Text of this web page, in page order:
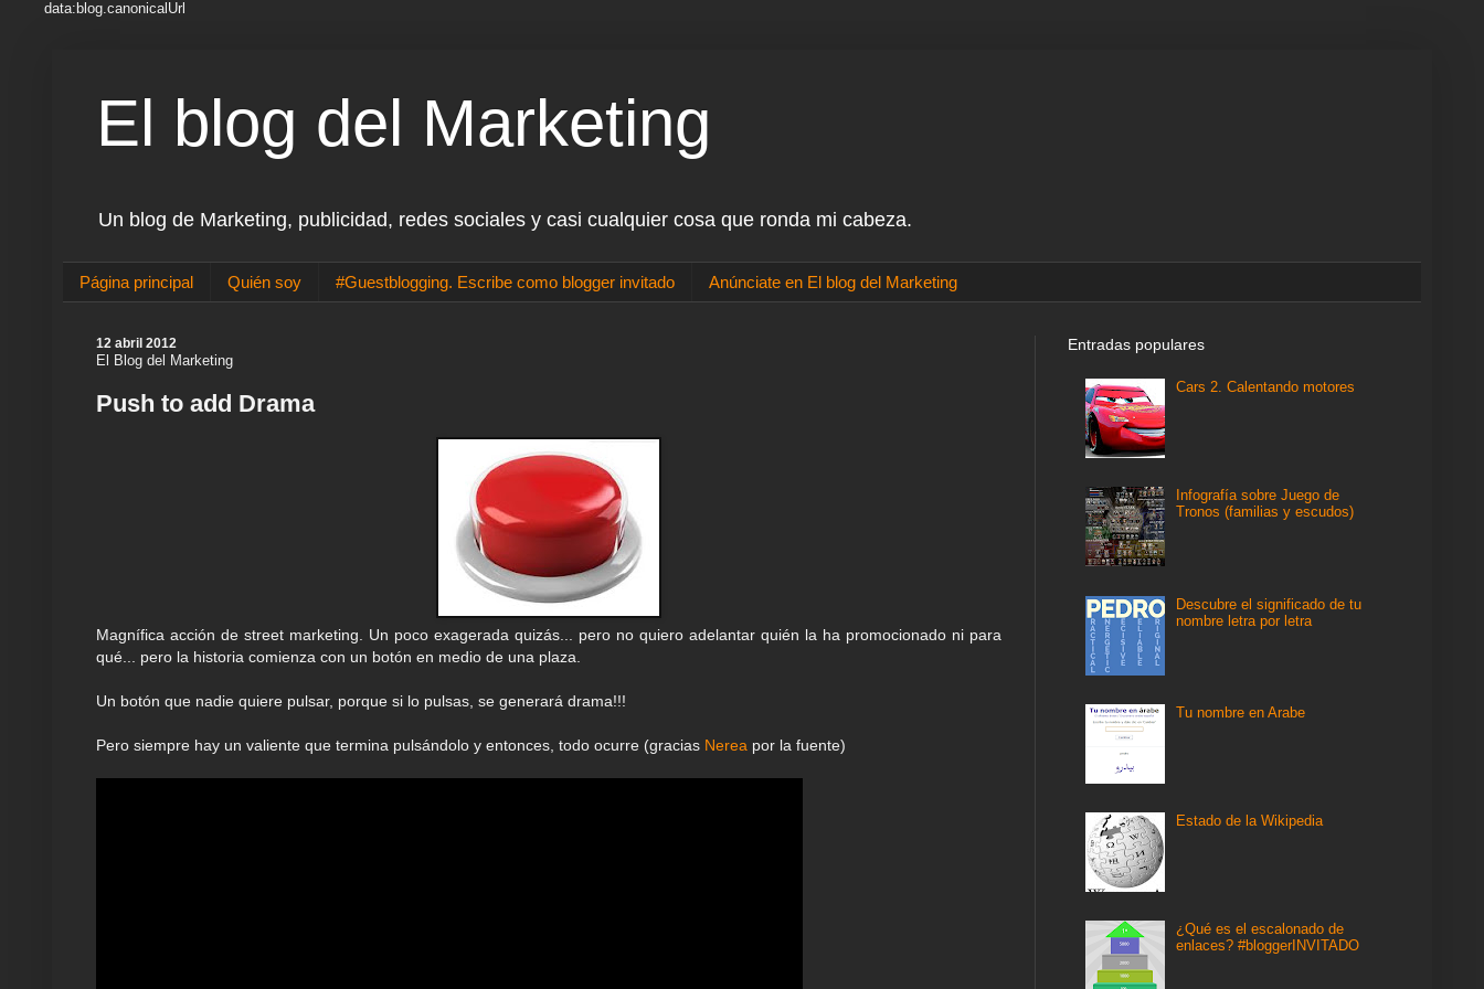
data:blog.canonicalUrl
El blog del Marketing
Un blog de Marketing, publicidad, redes sociales y casi cualquier cosa que ronda mi cabeza.
Página principal Quién soy #Guestblogging. Escribe como blogger invitado Anúnciate en El blog del Marketing
12 abril 2012
El Blog del Marketing
Push to add Drama
Magnífica acción de street marketing. Un poco exagerada quizás... pero no quiero adelantar quién la ha promocionado ni para
qué... pero la historia comienza con un botón en medio de una plaza.
Un botón que nadie quiere pulsar, porque si lo pulsas, se generará drama!!!
Pero siempre hay un valiente que termina pulsándolo y entonces, todo ocurre (gracias Nerea por la fuente)
Entradas populares
Cars 2. Calentando motores
Infografía sobre Juego de
Tronos (familias y escudos)
Descubre el significado de tu
nombre letra por letra
Tu nombre en Arabe
Estado de la Wikipedia
¿Qué es el escalonado de
enlaces? #bloggerINVITADO